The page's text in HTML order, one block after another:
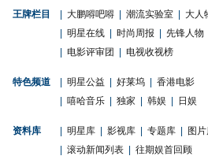
王牌栏目 大鹏嘚吧嘚 潮流实验室
大人
明星在线 时尚周报
先锋人物
电影评审团 电视收视榜
特色频道 明星公益 好莱坞
香港电影
嘻哈音乐 独家 韩娱 日娱
资料库 明星库 影视库 专题库
图
滚动新闻列表 往期娱首回顾